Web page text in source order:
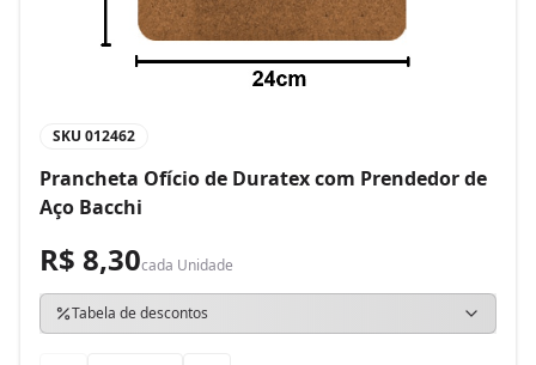
SKU 012462
Prancheta Ofício de Duratex com Prendedor de
Aço Bacchi
R$ 8,30cada Unidade
Tabela de descontos